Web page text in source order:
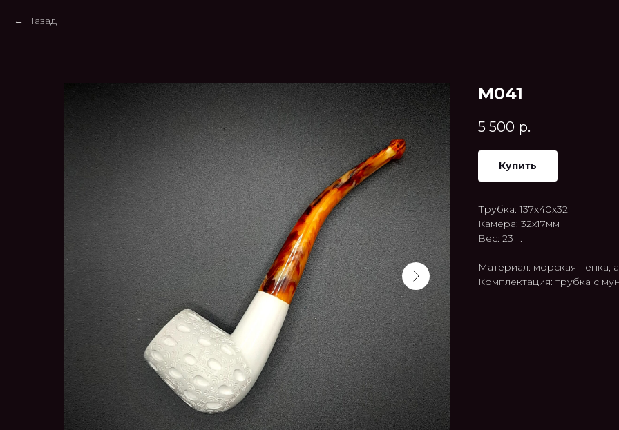
Назад
M041
5 500 р.
Купить
Трубка: 137x40x32
Камера: 32x17мм
Вес: 23 г.
Материал: морская пенка,
Комплектация: трубка с